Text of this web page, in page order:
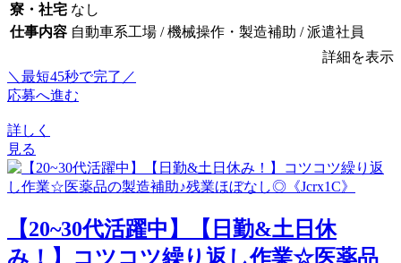
寮・社宅 なし
仕事内容 自動車系工場 / 機械操作・製造補助 / 派遣社員
詳細を表示
＼最短45秒で完了／
応募へ進む
詳しく
見る
【20~30代活躍中】【日勤&土日休
み！】コツコツ繰り返し作業☆医薬品